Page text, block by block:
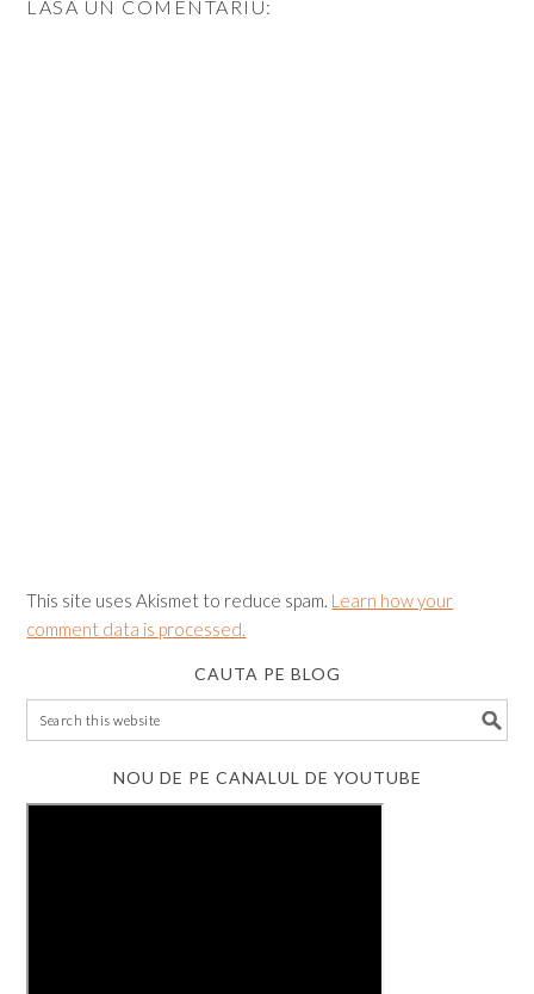
LASA UN COMENTARIU:
This site uses Akismet to reduce spam. Learn how your
comment data is processed.
CAUTA PE BLOG
NOU DE PE CANALUL DE YOUTUBE